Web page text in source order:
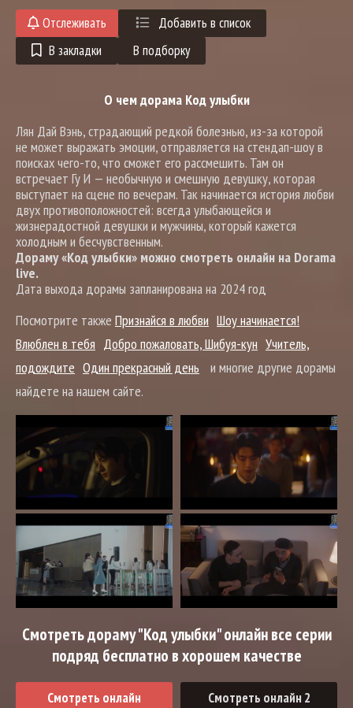
Отслеживать
Добавить в список
В закладки
В подборку
О чем дорама Код улыбки
Лян Дай Вэнь, страдающий редкой болезнью, из-за которой
не может выражать эмоции, отправляется на стендап-шоу в
поисках чего-то, что сможет его рассмешить. Там он
встречает Гу И — необычную и смешную девушку, которая
выступает на сцене по вечерам. Так начинается история любви
двух противоположностей: всегда улыбающейся и
жизнерадостной девушки и мужчины, который кажется
холодным и бесчувственным.
Дораму «Код улыбки» можно смотреть онлайн на Dorama
live.
Дата выхода дорамы запланирована на 2024 год
Посмотрите также Признайся в любви Шоу начинается!
Влюблен в тебя Добро пожаловать, Шибуя-кун Учитель,
подождите Один прекрасный день
и многие другие дорамы
найдете на нашем сайте.
Смотреть дораму "Код улыбки" онлайн все серии
подряд бесплатно в хорошем качестве
Смотреть онлайн Смотреть онлайн 2